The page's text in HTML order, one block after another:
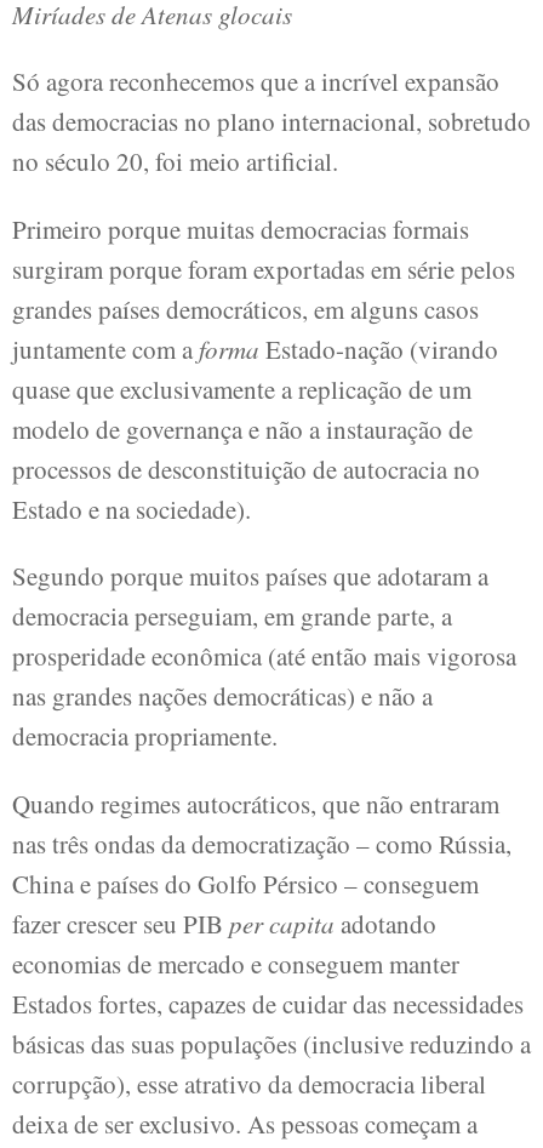
Miríades de Atenas glocais
Só agora reconhecemos que a incrível expansão
das democracias no plano internacional, sobretudo
no século 20, foi meio artificial.
Primeiro porque muitas democracias formais
surgiram porque foram exportadas em série pelos
grandes países democráticos, em alguns casos
juntamente com a forma Estado-nação (virando
quase que exclusivamente a replicação de um
modelo de governança e não a instauração de
processos de desconstituição de autocracia no
Estado e na sociedade).
Segundo porque muitos países que adotaram a
democracia perseguiam, em grande parte, a
prosperidade econômica (até então mais vigorosa
nas grandes nações democráticas) e não a
democracia propriamente.
Quando regimes autocráticos, que não entraram
nas três ondas da democratização – como Rússia,
China e países do Golfo Pérsico – conseguem
fazer crescer seu PIB per capita adotando
economias de mercado e conseguem manter
Estados fortes, capazes de cuidar das necessidades
básicas das suas populações (inclusive reduzindo a
corrupção), esse atrativo da democracia liberal
deixa de ser exclusivo. As pessoas começam a